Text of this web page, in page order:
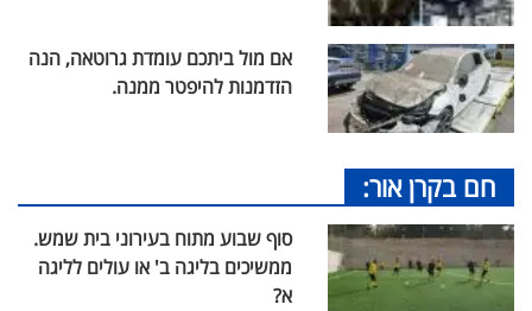
אם מול ביתכם עומדת גרוטאה, הנה
הזדמנות להיפטר ממנה.
חם בקרן אור:
סוף שבוע מתוח בעירוני בית שמש.
ממשיכים בליגה ב' או עולים לליגה
א?